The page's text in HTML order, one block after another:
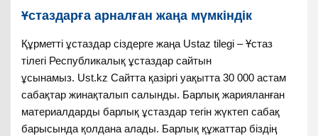
Ұстаздарға арналған жаңа мүмкіндік
Құрметті ұстаздар сіздерге жаңа Ustaz tilegi – Ұстаз
тілегі Республикалық ұстаздар сайтын
ұсынамыз. Ust.kz Сайтта қазіргі уақытта 30 000 астам
сабақтар жинақталып салынды. Барлық жарияланған
материалдарды барлық ұстаздар тегін жүктеп сабақ
барысында қолдана алады. Барлық құжаттар біздің